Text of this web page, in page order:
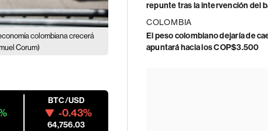
colombiana crecerá
Corum)
BTC/USD
-0.43%
64,756.03
repunte tras la intervención del
COLOMBIA
El peso colombiano dejaría de
apuntará hacia los COP$3.500